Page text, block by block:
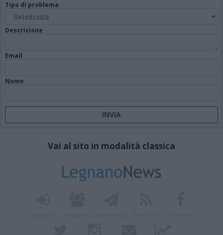
Tipo di problema
Descrizione
Email
Nome
Vai al sito in modalità classica